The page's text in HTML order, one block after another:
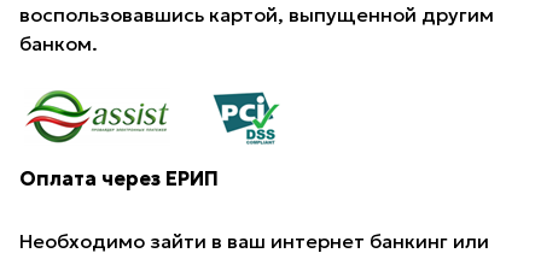
воспользовавшись картой, выпущенной другим
банком.
Оплата через ЕРИП
Необходимо зайти в ваш интернет банкинг или